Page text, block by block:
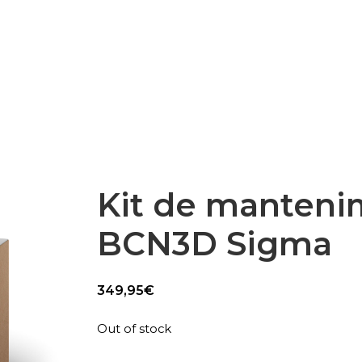
Kit de
BCN3D Sigma
349,95€
Out of stock